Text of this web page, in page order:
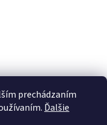
prechádzaním
Ďalšie